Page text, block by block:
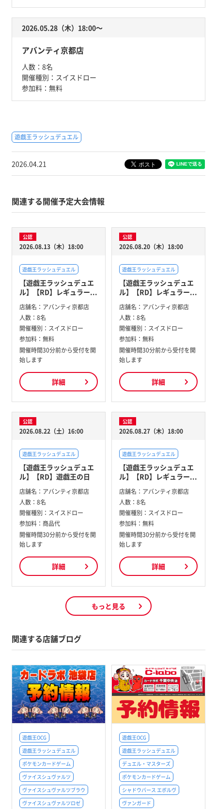
2026.05.28（木）18:00〜
アバンティ京都店
人数： 8名
開催種別： スイスドロー
参加料： 無料
遊戯王ラッシュデュエル
2026.04.21
関連する開催予定大会情報
公認
2026.08.13（木）18:00
遊戯王ラッシュデュエル
【遊戯王ラッシュデュエ
ル】【RD】レギュラー...
店舗名： アバンティ京都店
人数： 8名
開催種別： スイスドロー
参加料： 無料
開催時間30分前から受付を開
始します
詳細
公認
2026.08.20（木）18:00
遊戯王ラッシュデュエル
【遊戯王ラッシュデュエ
ル】【RD】レギュラー...
店舗名： アバンティ京都店
人数： 8名
開催種別： スイスドロー
参加料： 無料
開催時間30分前から受付を開
始します
詳細
公認
2026.08.22（土）16:00
遊戯王ラッシュデュエル
【遊戯王ラッシュデュエ
ル】【RD】遊戯王の日
店舗名： アバンティ京都店
人数： 8名
開催種別： スイスドロー
参加料： 商品代
開催時間30分前から受付を開
始します
詳細
公認
2026.08.27（木）18:00
遊戯王ラッシュデュエル
【遊戯王ラッシュデュエ
ル】【RD】レギュラー...
店舗名： アバンティ京都店
人数： 8名
開催種別： スイスドロー
参加料： 無料
開催時間30分前から受付を開
始します
詳細
もっと見る
関連する店舗ブログ
遊戯王OCG
遊戯王ラッシュデュエル
ポケモンカードゲーム
ヴァイスシュヴァルツ
ヴァイスシュヴァルツブラウ
ヴァイスシュヴァルツロゼ
遊戯王OCG
遊戯王ラッシュデュエル
デュエル・マスターズ
ポケモンカードゲーム
シャドウバース エボルヴ
ヴァンガード